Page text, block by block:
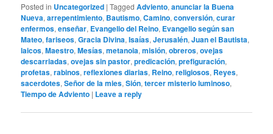
Posted in Uncategorized |Tagged Adviento,anunciar la Buena
Nueva,arrepentimiento, Bautismo,Camino,conversión,curar
enfermos,enseñar, Evangelio del Reino, Evangelio según san
Mateo,fariseos,Gracia Divina,Isaías,Jerusalén,Juan el Bautista,
laicos,Maestro,Mesías,metanoia,misión,obreros,ovejas
descarriadas,ovejas sin pastor,predicación,prefiguración,
profetas,rabinos,reflexiones diarias, Reino,religiosos, Reyes,
sacerdotes,Señor de la mies,Sión,tercer misterio luminoso,
Tiempo de Adviento | Leave a reply